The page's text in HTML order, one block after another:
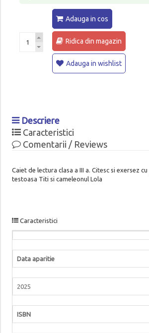
Adauga in cos
Ridica din magazin
Adauga in wishlist
Descriere
Caracteristici
Comentarii / Reviews
Caiet de lectura clasa a III a. Citesc si exersez
testoasa Titi si cameleonul Lola
Caracteristici
Data aparitie
2025
ISBN